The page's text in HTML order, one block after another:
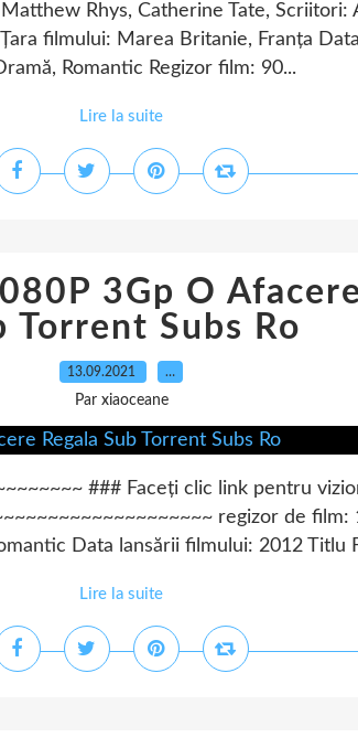
Rhys, Catherine Tate, Scriitori:
filmului: Marea Britanie, Franța
Romantic Regizor film: 90...
Lire la suite
3Gp O
Torrent Subs Ro
13.09.2021 …
Par xiaoceane
### Faceți clic link pentru
regizor de
Data lansării filmului: 2012 Titlu
Lire la suite